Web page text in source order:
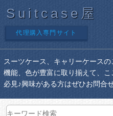
Suitcase屋
代理購入専門サイト
スーツケース、キャリーケース
機能、色が豊富に取り揃えて、
必見♪興味がある方はぜひお問合